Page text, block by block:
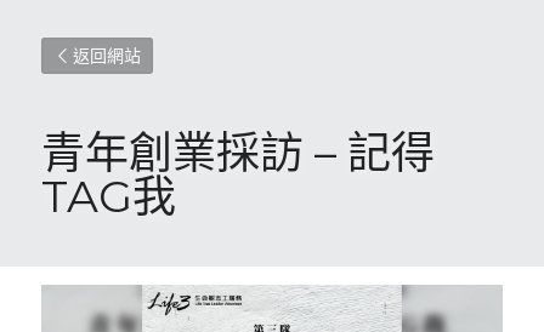
返回網站
青年創業採訪 – 記得
TAG我